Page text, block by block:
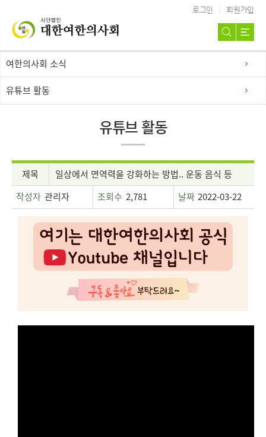
로그인 회원가입
여한의사회 소식
유튜브 활동
유튜브 활동
제목
일상에서 면역력을 강화하는 방법.. 운동 음식 등
작성자 관리자 조회수 2,781 날짜 2022-03-22